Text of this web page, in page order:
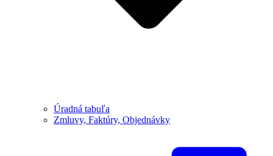
Úradná tabuľa
Zmluvy, Faktúry, Objednávky